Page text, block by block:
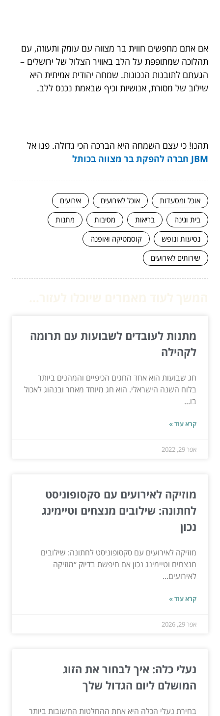
אם אתם מחפשים חווית בר מצווה עם עומק ותעוזה, עם
תהלוכה שמתופפת על הלב באוויר הצלול של ירושלים –
הגעתם לתובנות הנכונות. שמחה יהודית אמיתית היא
שילוב של מסורת, אנושיות וכיף שבאמת נכנס ללב.
תהנו! כי עצם השמחה היא הברכה הכי גדולה. פנו אל
JBM חברה להפקת בר מצווה בכותל
אוכל ומסעדות אוכל לאירועים
אירועים
בית וגינה
בריאות מסיבות
מתנות
נסיעות ונופש
קוסמטיקה ואופנה
שירותים לאירועים
מתנות לעובדים לשבועות עם תרומה
לקהילה
חג שבועות הוא אחד החגים הכיפיים והמהנים ביותר
בלוח השנה הישראלי. הוא חג מיוחד מאחר ובנהוג לאכול
בו...
קרא עוד »
אפר 29, 2022
מוזיקה לאירועים עם סקסופוניסט
לחתונה: שילובים מנצחים וטיימינג
נכון
מוזיקה לאירועים עם סקסופוניסט לחתונה: שילובים
מנצחים וטיימינג נכון אם חיפשת בדיוק ״מוזיקה
לאירועים...
קרא עוד »
אפר 29, 2026
נעלי כלה: איך לבחור את הזוג
המושלם ליום הגדול שלך
בחירת נעלי הכלה היא אחת ההחלטות החשובות ביותר